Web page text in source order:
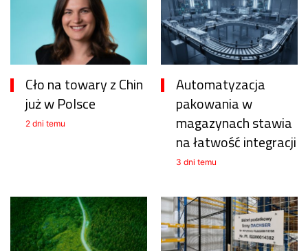
Cło na towary z Chin
już w Polsce
2 dni temu
Automatyzacja
pakowania w
magazynach stawia
na łatwość integracji
3 dni temu